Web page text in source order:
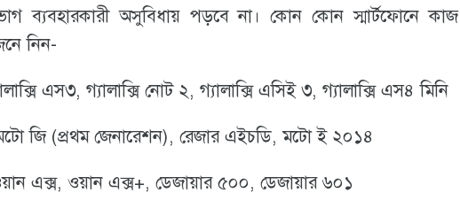
ব‍্যবহারকারী অসুবিধায় পড়বে না। কোন কোন স্মার্টফোনে কাজ
নিন-
এস৩, গ্যালাক্সি নোট ২, গ্যালাক্সি এসিই ৩, গ্যালাক্সি এস৪ মিনি
জি (প্রথম জেনারেশন), রেজার এইচডি, মটো ই ২০১৪
এক্স, ওয়ান এক্স+, ডেজায়ার ৫০০, ডেজায়ার ৬০১